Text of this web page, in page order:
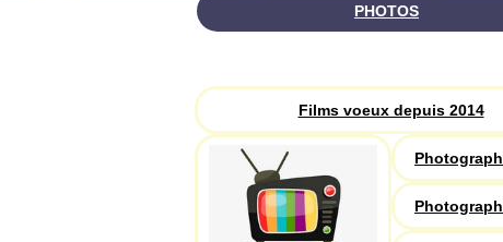
PHOTOS
Films voeux depuis 2014